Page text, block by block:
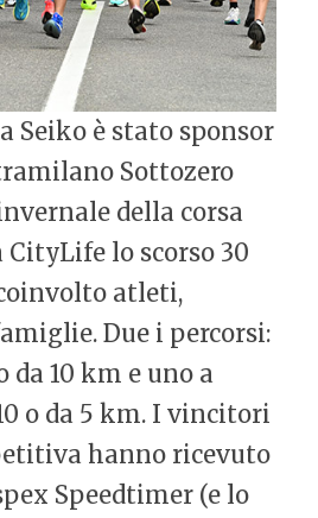
Seiko è stato sponsor
Sottozero
della corsa
CityLife lo scorso 30
atleti,
Due i percorsi:
10 km e uno a
o da 5 km. I vincitori
hanno ricevuto
Speedtimer (e lo